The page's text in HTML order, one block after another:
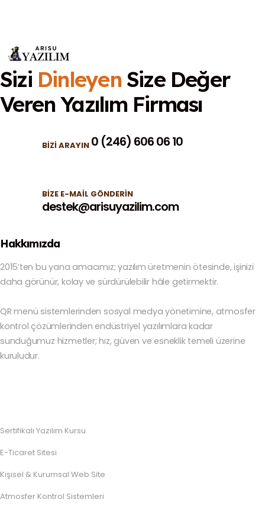
Sizi DinleyenSize Değer
VerenYazılım Firması
BIZI ARAYIN 0 (246) 606 06 10
BIZE E-MAIL GÖNDERIN
destek@arisuyazilim.com
Hakkımızda
2015’ten bu yana amacımız; yazılım üretmenin ötesinde, işinizi
daha görünür, kolay ve sürdürülebilir hâle getirmektir.
QR menü sistemlerinden sosyal medya yönetimine, atmosfer
kontrol çözümlerinden endüstriyel yazılımlara kadar
sunduğumuz hizmetler; hız, güven ve esneklik temeli üzerine
kuruludur.
Sertifikalı Yazılım Kursu
E-Ticaret Sitesi
Kişisel & Kurumsal Web Site
Atmosfer Kontrol Sistemleri